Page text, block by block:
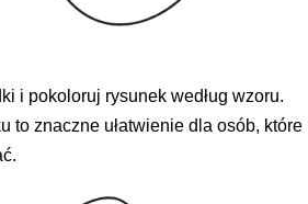
i pokoloruj rysunek według wzoru.
to znaczne ułatwienie dla osób, które